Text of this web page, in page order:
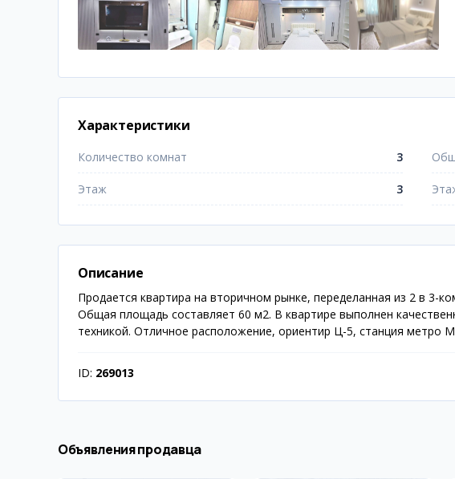
Характеристики
Количество комнат 3
Этаж 3
Описание
Продается квартира на вторичном рынке, переделанная из 2 в 3-
Общая площадь составляет 60 м2. В квартире выполнен
техникой. Отличное расположение, ориентир Ц-5, станция метро
ID: 269013
Объявления продавца